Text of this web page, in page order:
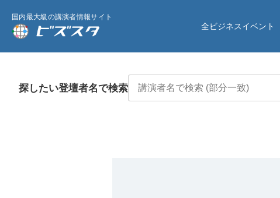
国内最大級の講演者情報サイト
全ビジネスイベント
探したい登壇者名で検索